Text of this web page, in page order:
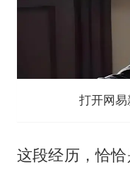
打开网
这段经历，恰